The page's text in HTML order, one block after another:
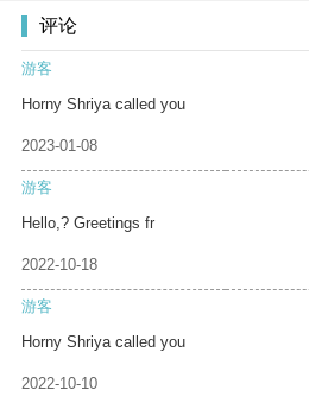
评论
游客
Horny Shriya called you
2023-01-08
游客
Hello,? Greetings fr
2022-10-18
游客
Horny Shriya called you
2022-10-10